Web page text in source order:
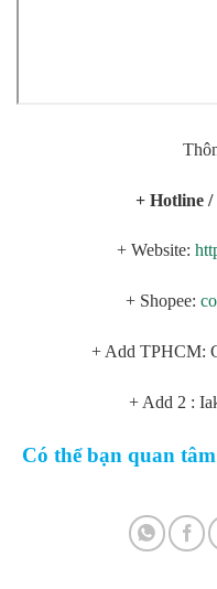
+ Hotline /
+ Website:
+ Shopee:
+ Add TPHCM:
+ Add 2 :
Có thể bạn quan